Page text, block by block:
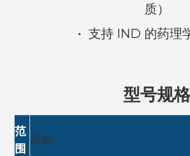
质）
• 支持 IND 的药理
型号规格
范
围
规格